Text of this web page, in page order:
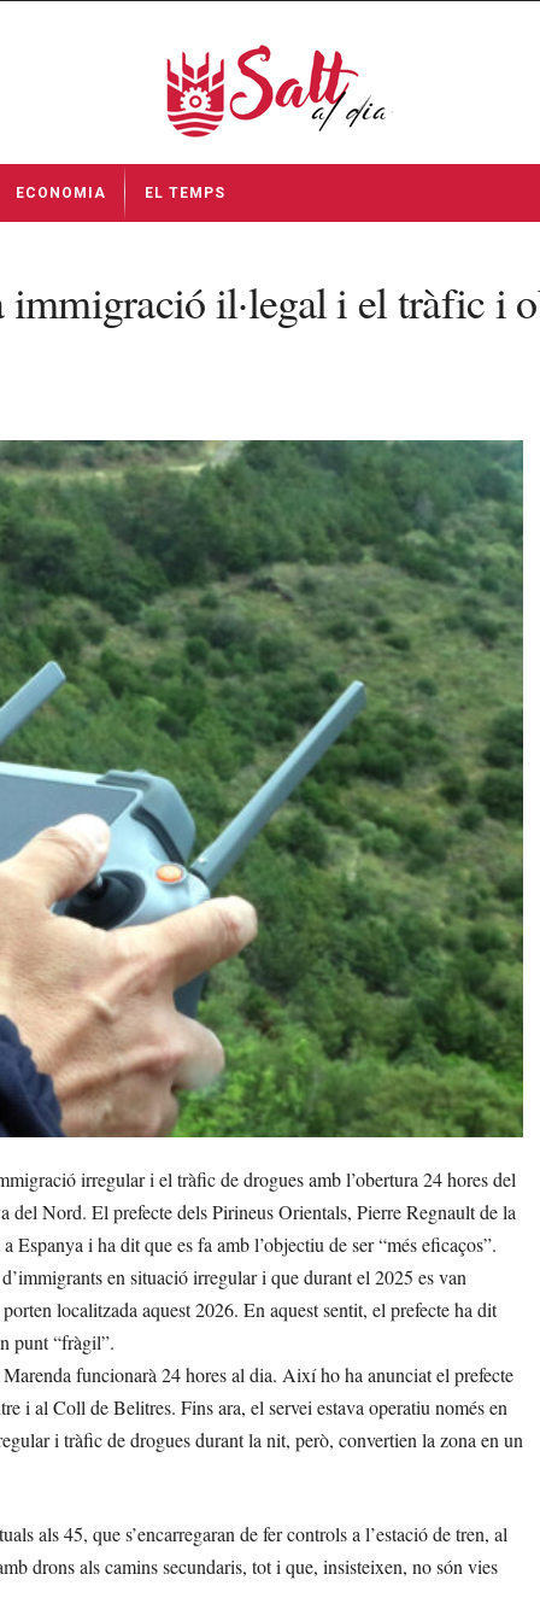
ECONOMIA EL TEMPS
il·legal i el tràfic i
irregular i el tràfic de drogues amb l’obertura 24 hores del
del Nord. El prefecte dels Pirineus Orientals, Pierre Regnault de la
i ha dit que es fa amb l’objectiu de ser “més eficaços”.
en situació irregular i que durant el 2025 es van
localitzada aquest 2026. En aquest sentit, el prefecte ha dit
punt “fràgil”.
funcionarà 24 hores al dia. Així ho ha anunciat el prefecte
i al Coll de Belitres. Fins ara, el servei estava operatiu només en
i tràfic de drogues durant la nit, però, convertien la zona en un
als 45, que s’encarregaran de fer controls a l’estació de tren, al
drons als camins secundaris, tot i que, insisteixen, no són vies